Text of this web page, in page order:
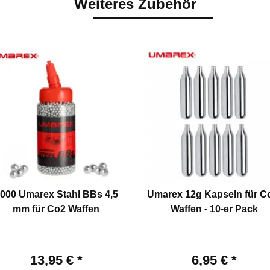
Weiteres Zubehör
Umarex Stahl BBs 4,5
mm für Co2 Waffen
13,95 € *
Umarex 12g Kapseln für
Waffen - 10-er Pack
6,95 € *